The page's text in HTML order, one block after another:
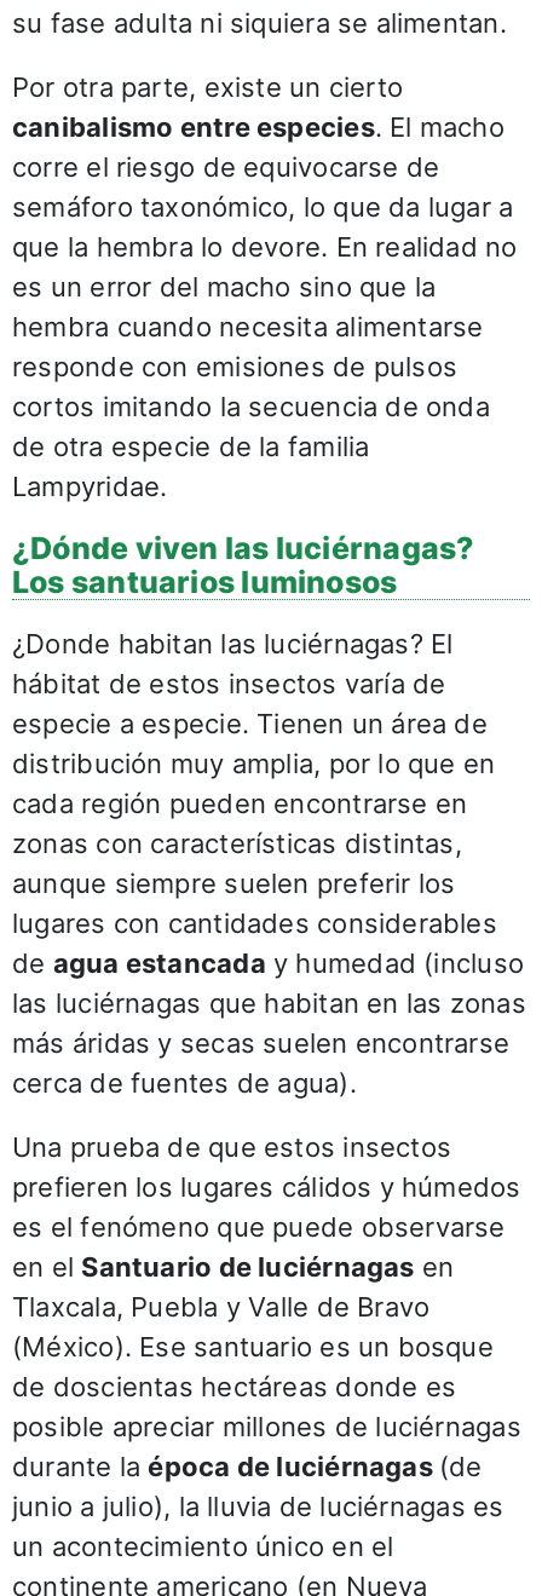
su fase adulta ni siquiera se alimentan.
Por otra parte, existe un cierto
canibalismo entre especies. El macho
corre el riesgo de equivocarse de
semáforo taxonómico, lo que da lugar a
que la hembra lo devore. En realidad no
es un error del macho sino que la
hembra cuando necesita alimentarse
responde con emisiones de pulsos
cortos imitando la secuencia de onda
de otra especie de la familia
Lampyridae.
¿Dónde viven las luciérnagas?
Los santuarios luminosos
¿Donde habitan las luciérnagas? El
hábitat de estos insectos varía de
especie a especie. Tienen un área de
distribución muy amplia, por lo que en
cada región pueden encontrarse en
zonas con características distintas,
aunque siempre suelen preferir los
lugares con cantidades considerables
de agua estancada y humedad (incluso
las luciérnagas que habitan en las zonas
más áridas y secas suelen encontrarse
cerca de fuentes de agua).
Una prueba de que estos insectos
prefieren los lugares cálidos y húmedos
es el fenómeno que puede observarse
en el Santuario de luciérnagas en
Tlaxcala, Puebla y Valle de Bravo
(México). Ese santuario es un bosque
de doscientas hectáreas donde es
posible apreciar millones de luciérnagas
durante la época de luciérnagas (de
junio a julio), la lluvia de luciérnagas es
un acontecimiento único en el
continente americano (en Nueva